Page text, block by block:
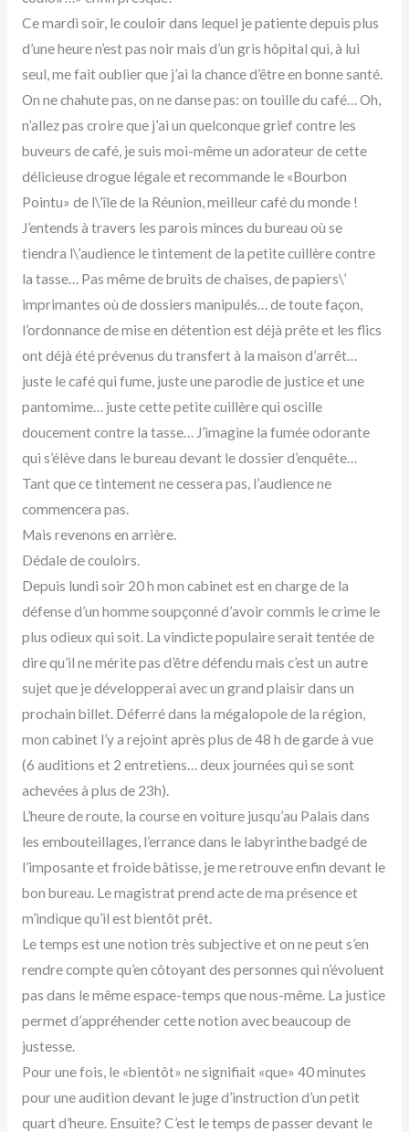
Ce mardi soir, le couloir dans lequel je patiente depuis plus
d’une heure n’est pas noir mais d’un gris hôpital qui, à lui
seul, me fait oublier que j’ai la chance d’être en bonne santé.
On ne chahute pas, on ne danse pas: on touille du café… Oh,
n’allez pas croire que j’ai un quelconque grief contre les
buveurs de café, je suis moi-même un adorateur de cette
délicieuse drogue légale et recommande le «Bourbon
Pointu» de l\’île de la Réunion, meilleur café du monde !
J’entends à travers les parois minces du bureau où se
tiendra l\’audience le tintement de la petite cuillère contre
la tasse… Pas même de bruits de chaises, de papiers\’
imprimantes où de dossiers manipulés… de toute façon,
l’ordonnance de mise en détention est déjà prête et les flics
ont déjà été prévenus du transfert à la maison d’arrêt…
juste le café qui fume, juste une parodie de justice et une
pantomime… juste cette petite cuillère qui oscille
doucement contre la tasse… J’imagine la fumée odorante
qui s’élève dans le bureau devant le dossier d’enquête…
Tant que ce tintement ne cessera pas, l’audience ne
commencera pas.
Mais revenons en arrière.
Dédale de couloirs.
Depuis lundi soir 20 h mon cabinet est en charge de la
défense d’un homme soupçonné d’avoir commis le crime le
plus odieux qui soit. La vindicte populaire serait tentée de
dire qu’il ne mérite pas d’être défendu mais c’est un autre
sujet que je développerai avec un grand plaisir dans un
prochain billet. Déferré dans la mégalopole de la région,
mon cabinet l’y a rejoint après plus de 48 h de garde à vue
(6 auditions et 2 entretiens… deux journées qui se sont
achevées à plus de 23h).
L’heure de route, la course en voiture jusqu’au Palais dans
les embouteillages, l’errance dans le labyrinthe badgé de
l’imposante et froide bâtisse, je me retrouve enfin devant le
bon bureau. Le magistrat prend acte de ma présence et
m’indique qu’il est bientôt prêt.
Le temps est une notion très subjective et on ne peut s’en
rendre compte qu’en côtoyant des personnes qui n’évoluent
pas dans le même espace-temps que nous-même. La justice
permet d’appréhender cette notion avec beaucoup de
justesse.
Pour une fois, le «bientôt» ne signifiait «que» 40 minutes
pour une audition devant le juge d’instruction d’un petit
quart d’heure. Ensuite? C’est le temps de passer devant le